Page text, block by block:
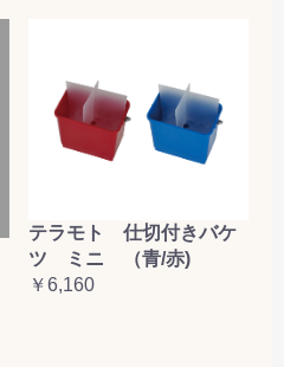
テラモト 仕切付きバケ
ツ ミニ （青/赤)
￥6,160